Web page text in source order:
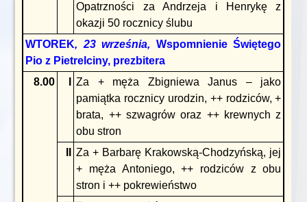
Opatrzności za Andrzeja i Henrykę z
okazji 50 rocznicy ślubu
WTOREK, 23 września, Wspomnienie Świętego
Pio z Pietrelciny, prezbitera
8.00
Za + męża Zbigniewa Janus – jako
pamiątka rocznicy urodzin, ++ rodziców, +
brata, ++ szwagrów oraz ++ krewnych z
obu stron
Za + Barbarę Krakowską-Chodzyńską, jej
+ męża Antoniego, ++ rodziców z obu
stron i ++ pokrewieństwo